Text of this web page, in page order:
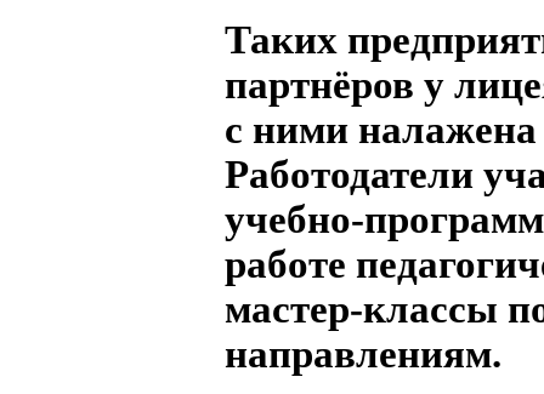
Таких
партнёров у
с ними налажена
Работодатели
учебно-
работе
мастер-классы
направлениям.